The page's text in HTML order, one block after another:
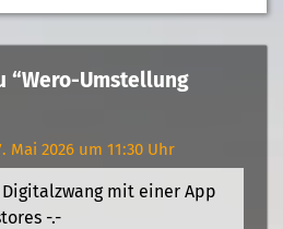
“Wero-Umstellung
Mai 2026 um 11:30 Uhr
mit einer App
-.-